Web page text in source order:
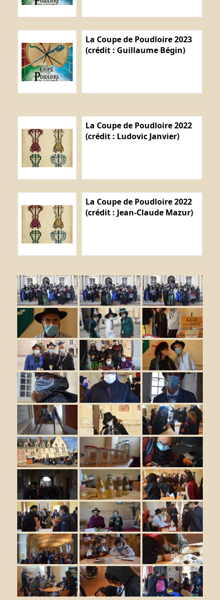
La Coupe de Poudloire 2023
(crédit : Guillaume Bégin)
La Coupe de Poudloire 2022
(crédit : Ludovic Janvier)
La Coupe de Poudloire 2022
(crédit : Jean-Claude Mazur)